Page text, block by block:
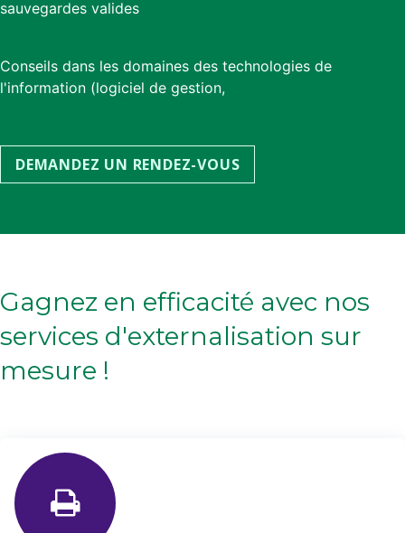
sauvegardes valides
Conseils dans les domaines des technologies de
l'information (logiciel de gestion,
DEMANDEZ UN RENDEZ-VOUS​​
Gagnez en efficacité avec nos
services d'externalisation sur
mesure !